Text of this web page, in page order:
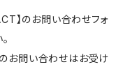
】のお問い合わせフォ
お問い合わせはお受け